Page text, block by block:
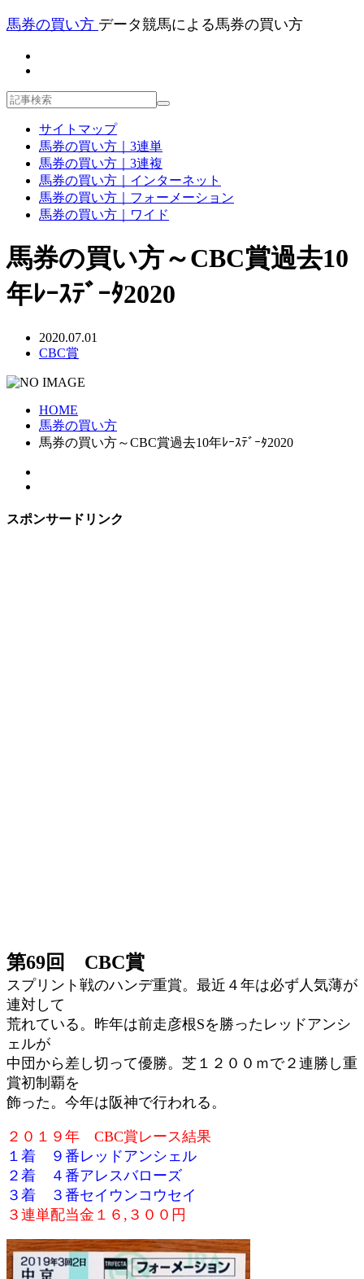
馬券の買い方 データ競馬による馬券の買い方
サイトマップ
馬券の買い方｜3連単
馬券の買い方｜3連複
馬券の買い方｜インターネット
馬券の買い方｜フォーメーション
馬券の買い方｜ワイド
馬券の買い方～CBC賞過去10
年ﾚｰｽﾃﾞｰﾀ2020
2020.07.01
CBC賞
HOME
馬券の買い方
馬券の買い方～CBC賞過去10年ﾚｰｽﾃﾞｰﾀ2020
スポンサードリンク
第69回 CBC賞
スプリント戦のハンデ重賞。最近４年は必ず人気薄が
連対して
荒れている。昨年は前走彦根Sを勝ったレッドアンシ
ェルが
中団から差し切って優勝。芝１２００ｍで２連勝し重
賞初制覇を
飾った。今年は阪神で行われる。
２０１９年 CBC賞レース結果
１着 ９番レッドアンシェル
２着 ４番アレスバローズ
３着 ３番セイウンコウセイ
３連単配当金１６,３００円